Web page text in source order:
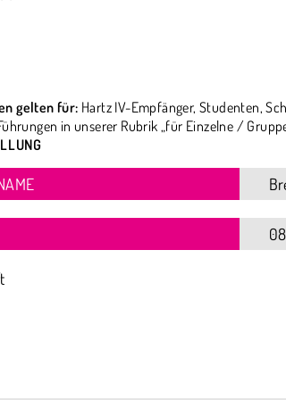
gelten für: Hartz IV-Empfänger, Studenten,
in unserer Rubrik „für Einzelne /